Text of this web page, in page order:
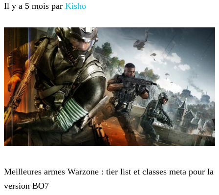
Il y a 5 mois par Kisho
Meilleures armes Warzone : tier list et classes meta pour la
version BO7